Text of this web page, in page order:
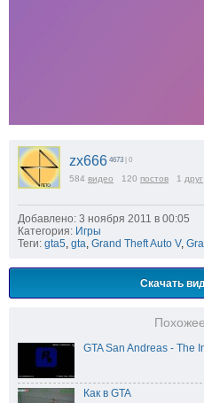
zx666 4673 | 0
584 видео 120 постов 1 друг
Добавлено: 3 ноября 2011 в 00:05
Категория: Игры
Теги: gta5, gta, Grand Theft Auto V,
Скачать
GTA San Andreas - The
Как в GTA